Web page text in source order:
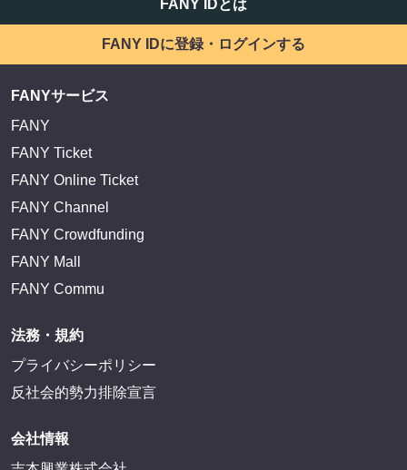
FANY IDとは
FANY IDに登録・ログインする
FANYサービス
FANY
FANY Ticket
FANY Online Ticket
FANY Channel
FANY Crowdfunding
FANY Mall
FANY Commu
法務・規約
プライバシーポリシー
反社会的勢力排除宣言
会社情報